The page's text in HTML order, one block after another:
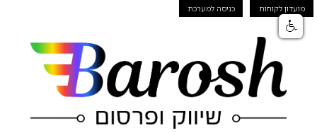
מועדון לקוחות כניסה למערכת